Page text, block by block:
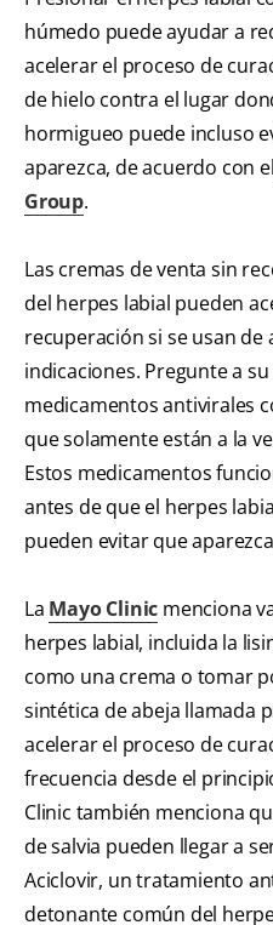
húmedo puede ayudar a
acelerar el proceso de
de hielo contra el lugar
hormigueo puede incluso
aparezca, de acuerdo con
Group.
Las cremas de venta sin
del herpes labial pueden
recuperación si se usan de
indicaciones. Pregunte a
medicamentos antivirales
que solamente están a la
Estos medicamentos
antes de que el herpes
pueden evitar que
La Mayo Clinic menciona
herpes labial, incluida la
como una crema o tomar
sintética de abeja llamada
acelerar el proceso de
frecuencia desde el
Clinic también menciona
de salvia pueden llegar a
Aciclovir, un tratamiento
detonante común del